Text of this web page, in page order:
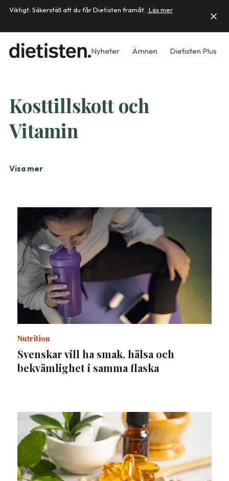
Viktigt: Säkerställ att du får Dietisten framåt. Läs mer
Nyheter Ämnen Dietisten Plus
Kosttillskott och
Vitamin
Visa mer
Nutrition
Svenskar vill ha smak, hälsa och
bekvämlighet i samma flaska